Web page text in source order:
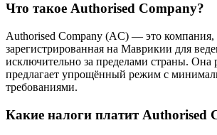
Что такое Authorised Company?
Authorised Company (AC) — это компания,
зарегистрированная на Маврикии для
исключительно за пределами страны. Она
предлагает упрощённый режим с
требованиями.
Какие налоги платит Authorised